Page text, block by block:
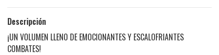
Descripción
¡UN VOLUMEN LLENO DE EMOCIONANTES Y ESCALOFRIANTES
COMBATES!